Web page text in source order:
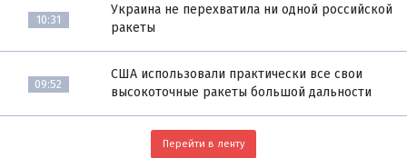
10:31
Украина не перехватила ни одной российской
ракеты
09:52
США использовали практически все свои
высокоточные ракеты большой дальности
Перейти в ленту